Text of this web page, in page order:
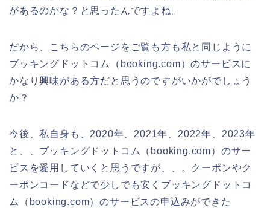
があるのかな？と思ったんですよね。
だから、こちらのページをご覧も方も私と同じように
ブッキングドットコム（booking.com）のサービスに
かなり興味がある方だと思うのですがいかがでしょう
か？
今後、私自身も、2020年、2021年、2022年、2023年
と、、ブッキングドットコム（booking.com）のサー
ビスを愛用していくと思うですが、、。クーポンやク
ーポンコードなどで少しでも安くブッキングドットコ
ム（booking.com）のサービスの申込みができた